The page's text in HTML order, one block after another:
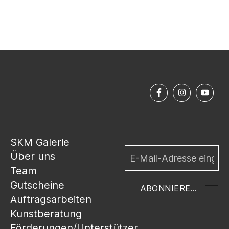
SKM Galerie
Über uns
Team
Gutscheine
Auftragsarbeiten
Kunstberatung
ABONNIEREN